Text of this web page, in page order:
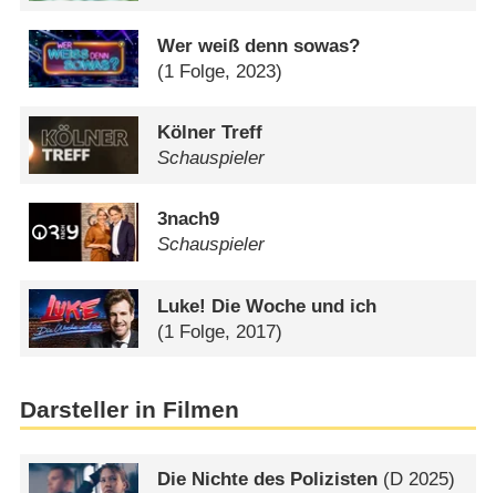
Wer weiß denn sowas?
(1 Folge, 2023)
Kölner Treff
Schauspieler
3nach9
Schauspieler
Luke! Die Woche und ich
(1 Folge, 2017)
Darsteller in Filmen
Die Nichte des Polizisten (D 2025)